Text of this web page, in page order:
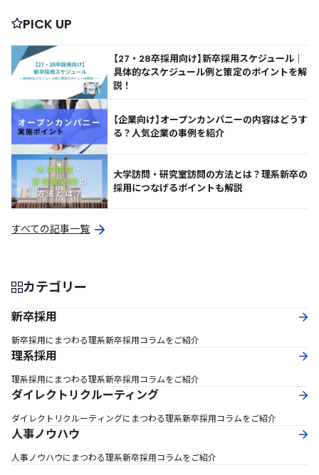
PICK UP
【27・28卒採用向け】新卒採用スケジュール｜
具体的なスケジュール例と策定のポイントを解
説！
【企業向け】オープンカンパニーの内容はどうす
る？人気企業の事例を紹介
大学訪問・研究室訪問の方法とは？理系新卒の
採用につなげるポイントも解説
すべての記事一覧
カテゴリー
新卒採用
新卒採用にまつわる理系新卒採用コラムをご紹介
理系採用
理系採用にまつわる理系新卒採用コラムをご紹介
ダイレクトリクルーティング
ダイレクトリクルーティングにまつわる理系新卒採用コラムをご紹介
人事ノウハウ
人事ノウハウにまつわる理系新卒採用コラムをご紹介